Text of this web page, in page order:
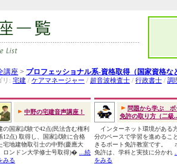
講座 > プロフェッショナル系-資格取得（国家資格な
リ: 宅建 / ケアマネージャー / 超音波検査士 / 行政書士 / 調
中野の宅建音声講座！
の国家試験で42点(民法含む権利
12点) 取得し、国家試験に合格
宅地建物取引士の中野(慶應大
ロンドン大学修士号取得)�
...続
みる
問題から学ぶ ボ
免許の取り方（二級
インターネット環境がある
分のペースで学習を進めるこ
きるボート免許教室です。
免許は、学科と実技に分かれ
をみる